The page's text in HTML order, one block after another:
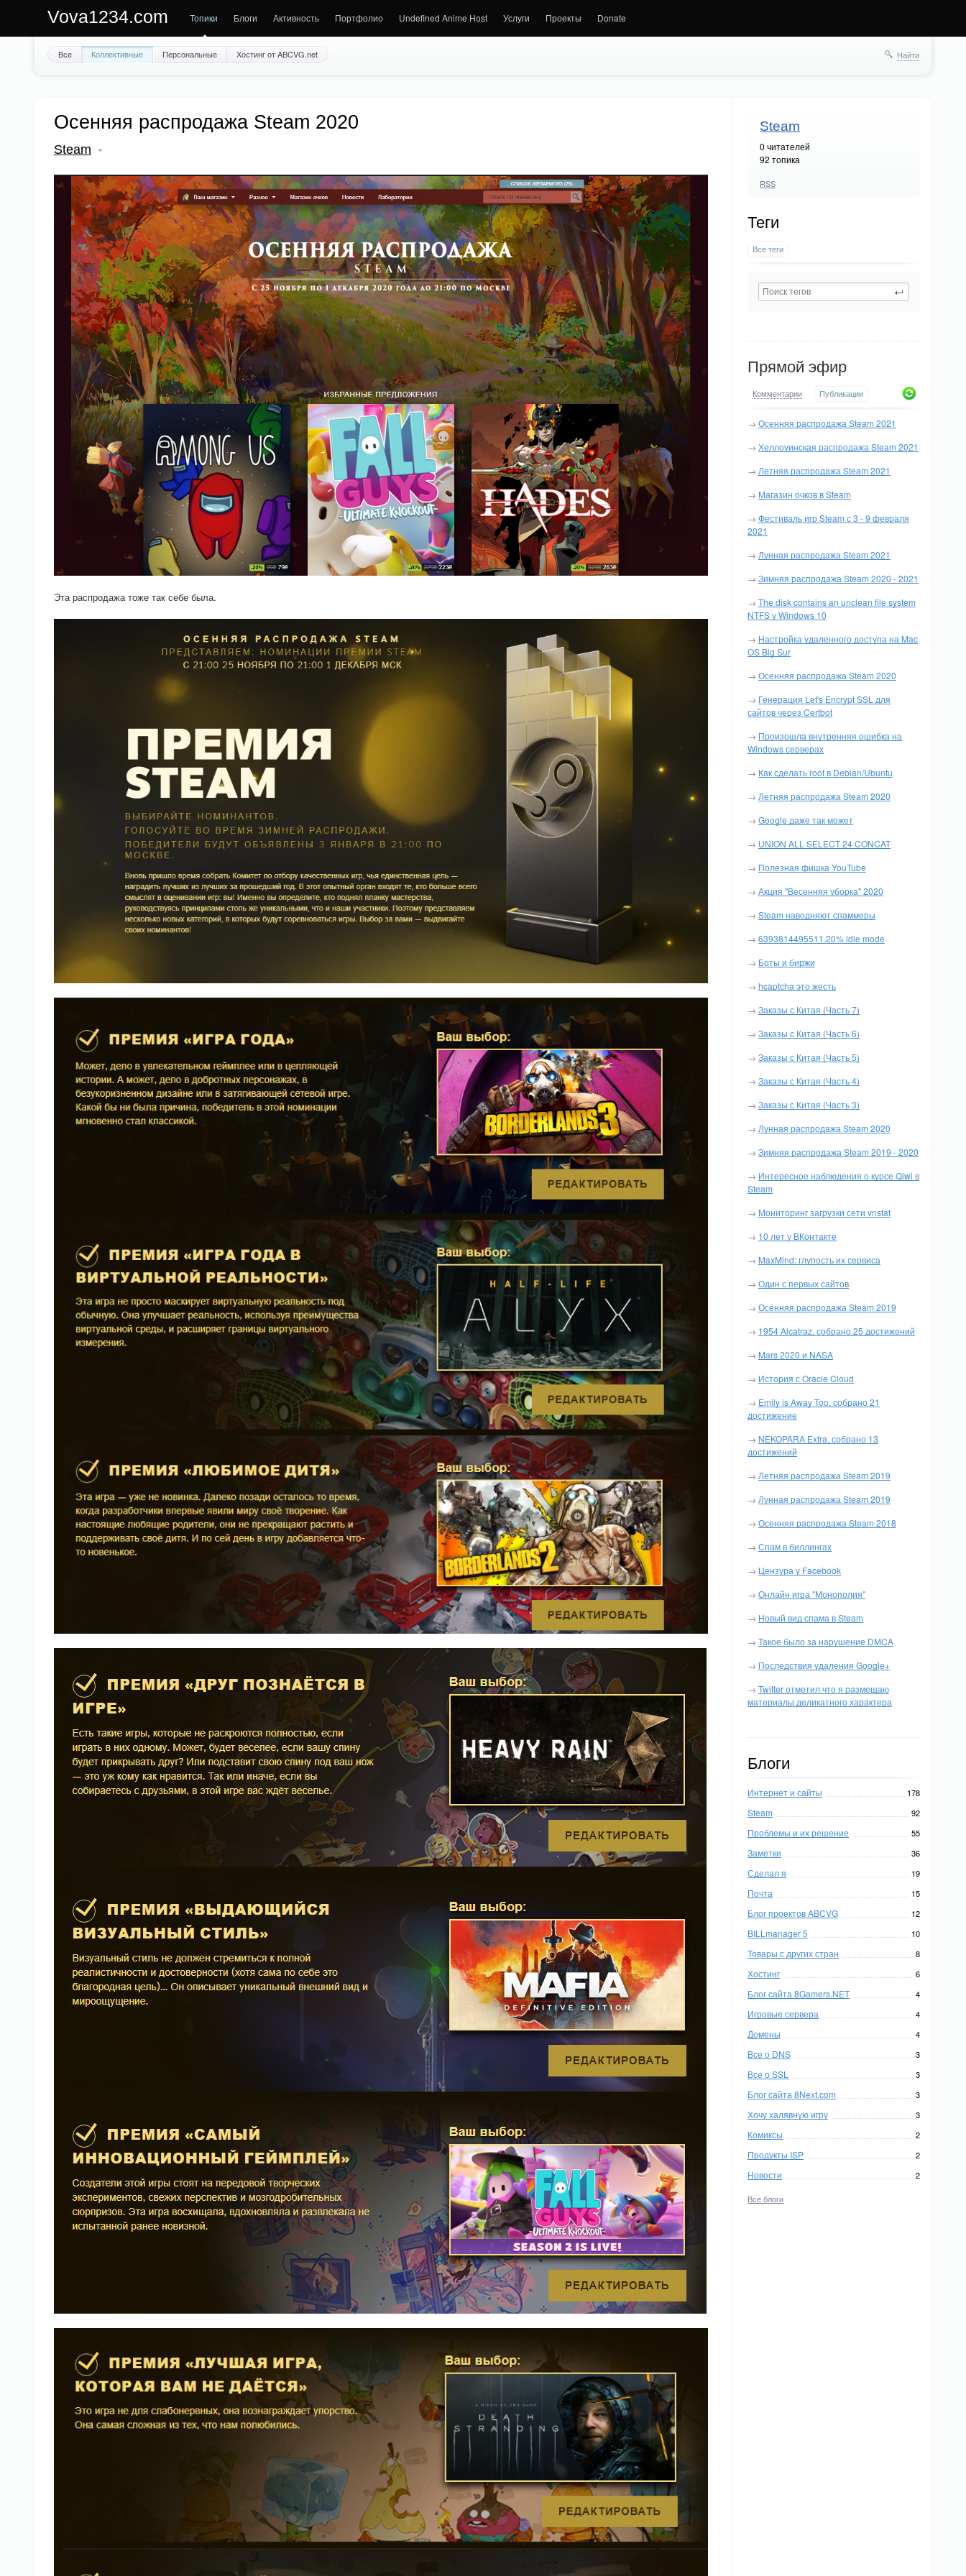
Vova1234.com Топики Блоги Активность Портфолио Undefined Anime Host Услуги Проекты Donate
Все Коллективные Персональные Хостинг от ABCVG.net Найти
Steam
0 читателей
92 топика
RSS
Теги
Все теги
Прямой эфир
Комментарии Публикации
→ Осенняя распродажа Steam 2021
→ Хеллоуинская распродажа Steam 2021
→ Летняя распродажа Steam 2021
→ Магазин очков в Steam
→ Фестиваль игр Steam с 3 - 9 февраля
2021
→ Лунная распродажа Steam 2021
→ Зимняя распродажа Steam 2020 - 2021
→ The disk contains an unclean file system
NTFS у Windows 10
→ Настройка удаленного доступа на Mac
OS Big Sur
→ Осенняя распродажа Steam 2020
→ Генерация Let's Encrypt SSL для
сайтов через Certbot
→ Произошла внутренняя ошибка на
Windows серверах
→ Как сделать root в Debian/Ubuntu
→ Летняя распродажа Steam 2020
→ Google даже так может
→ UNION ALL SELECT 24 CONCAT
→ Полезная фишка YouTube
→ Акция "Весенняя уборка" 2020
→ Steam наводняют спаммеры
→ 6393814495511.20% idle mode
→ Боты и биржи
→ hcaptcha это жесть
→ Заказы с Китая (Часть 7)
→ Заказы с Китая (Часть 6)
→ Заказы с Китая (Часть 5)
→ Заказы с Китая (Часть 4)
→ Заказы с Китая (Часть 3)
→ Лунная распродажа Steam 2020
→ Зимняя распродажа Steam 2019 - 2020
→ Интересное наблюдения о курсе Qiwi в
Steam
→ Мониторинг загрузки сети vnstat
→ 10 лет у ВКонтакте
→ MaxMind: глупость их сервиса
→ Один с первых сайтов
→ Осенняя распродажа Steam 2019
→ 1954 Alcatraz, собрано 25 достижений
→ Mars 2020 и NASA
→ История с Oracle Cloud
→ Emily is Away Too, собрано 21
достижение
→ NEKOPARA Extra, собрано 13
достижений
→ Летняя распродажа Steam 2019
→ Лунная распродажа Steam 2019
→ Осенняя распродажа Steam 2018
→ Спам в биллингах
→ Цензура у Facebook
→ Онлайн игра "Монополия"
→ Новый вид спама в Steam
→ Такое было за нарушение DMCA
→ Последствия удаления Google+
→ Twitter отметил что я размещаю
материалы деликатного характера
Блоги
Интернет и сайты 178
Steam 92
Проблемы и их решение 55
Заметки 36
Сделал я 19
Почта 15
Блог проектов ABCVG 12
BILLmanager 5 10
Товары с других стран 8
Хостинг 6
Блог сайта 8Gamers.NET 4
Игровые сервера 4
Домены 4
Все о DNS 3
Все о SSL 3
Блог сайта 8Next.com 3
Хочу халявную игру 3
Комиксы 2
Продукты ISP 2
Новости 2
Все блоги
Осенняя распродажа Steam 2020
Steam
Эта распродажа тоже так себе была.